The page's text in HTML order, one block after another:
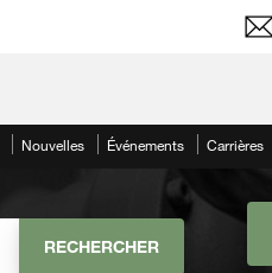
Nouvelles Événements Carrières